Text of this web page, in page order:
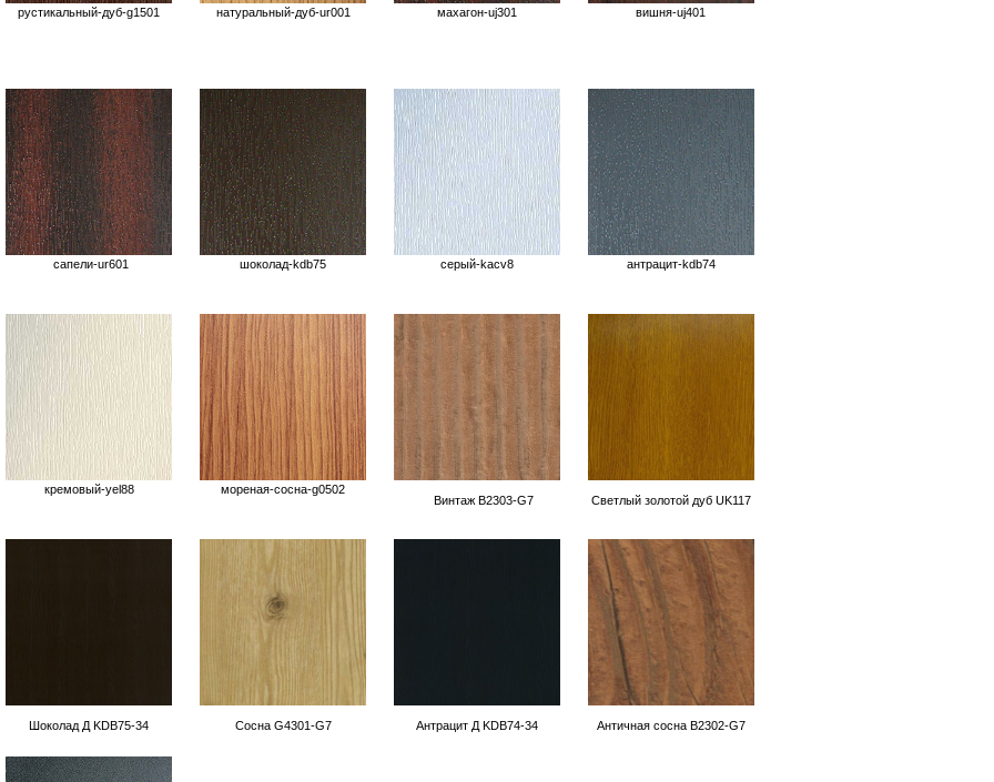
рустикальный-дуб-g1501 натуральный-дуб-ur001 махагон-uj301 вишня-uj401
сапели-ur601 шoкoлад-kdb75 серый-kacv8 антрацит-kdb74
кремовый-yel88
мореная-сосна-g0502
Винтаж B2303-G7
Светлый золотой дуб UK117
Шоколад Д KDB75-34 Сосна G4301-G7 Антрацит Д KDB74-34 Античная сосна B2302-G7